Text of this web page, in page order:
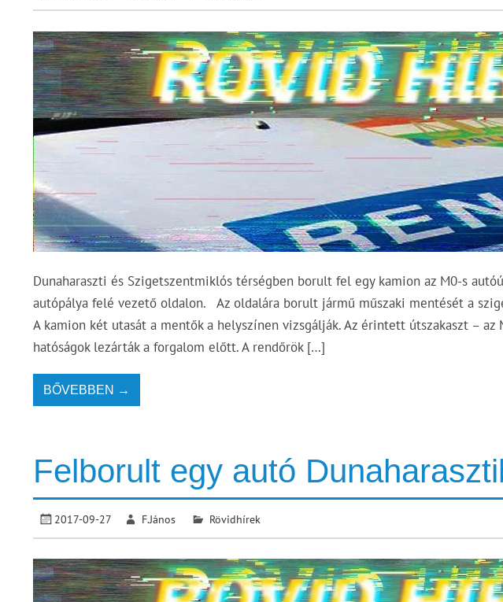
Dunaharaszti és Szigetszentmiklós térségben borult fel egy kamion az M0-s
autópálya felé vezető oldalon. Az oldalára borult jármű műszaki mentését a
A kamion két utasát a mentők a helyszínen vizsgálják. Az érintett útszakaszt –
hatóságok lezárták a forgalom előtt. A rendőrök […]
BŐVEBBEN →
Felborult egy autó
2017-09-27 F.János Rövidhírek